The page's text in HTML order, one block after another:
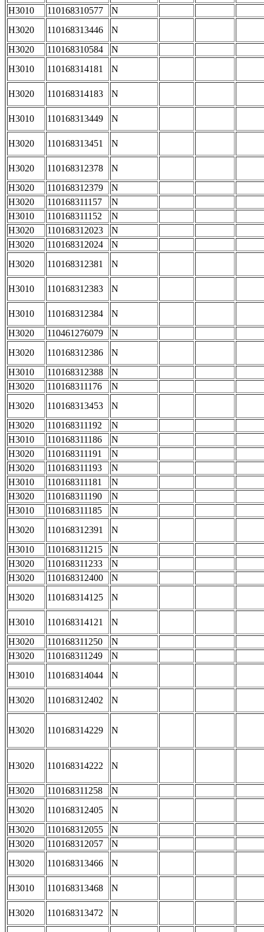
H3010 110168310577
N
H3020
110168313446
N
H3020
110168310584
N
H3010
110168314181 N
H3020 110168314183 N
H3010 110168313449 N
H3020 110168313451 N
H3020 110168312378
N
H3020
110168312379
N
H3020
110168311157
N
H3010
110168311152
N
H3020
110168312023
N
H3020
110168312024
N
H3020
110168312381 N
H3010 110168312383 N
H3010 110168312384
N
H3020
110461276079
N
H3020
110168312386
N
H3010
110168312388
N
H3020
110168311176
N
H3020
110168313453
N
H3020
110168311192
N
H3010
110168311186
N
H3020
110168311191
N
H3020
110168311193
N
H3010
110168311181
N
H3020
110168311190
N
H3010
110168311185
N
H3020
110168312391
N
H3010
110168311215
N
H3020
110168311233
N
H3020
110168312400
N
H3020
110168314125 N
H3010 110168314121
N
H3020
110168311250
N
H3020
110168311249
N
H3010
110168314044 N
H3020 110168312402 N
H3020 110168314229 N
H3020 110168314222 N
H3020 110168311258
N
H3020
110168312405
N
H3020
110168312055
N
H3020
110168312057
N
H3020
110168313466 N
H3010 110168313468 N
H3020 110168313472 N